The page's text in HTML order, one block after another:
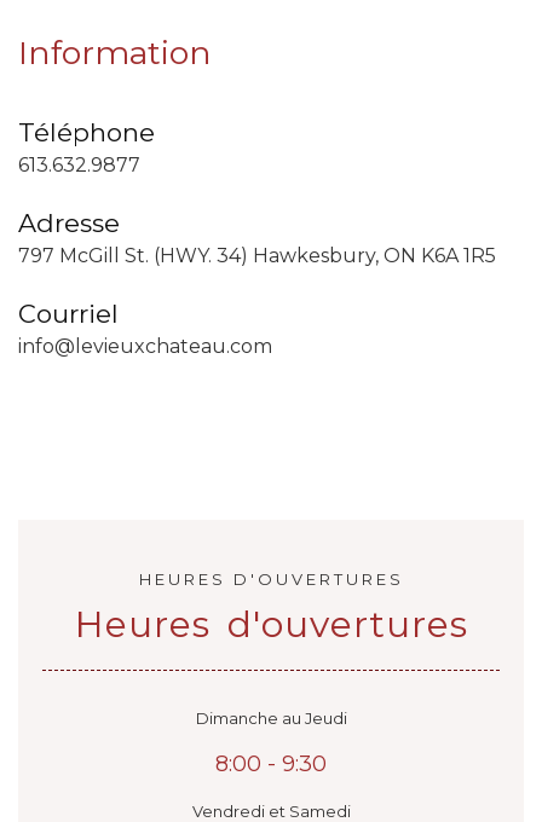
Information
Téléphone
613.632.9877
Adresse
797 McGill St. (HWY. 34) Hawkesbury, ON K6A 1R5
Courriel
info@levieuxchateau.com
HEURES D'OUVERTURES
Heures d'ouvertures
Dimanche au Jeudi
8:00 - 9:30
Vendredi et Samedi